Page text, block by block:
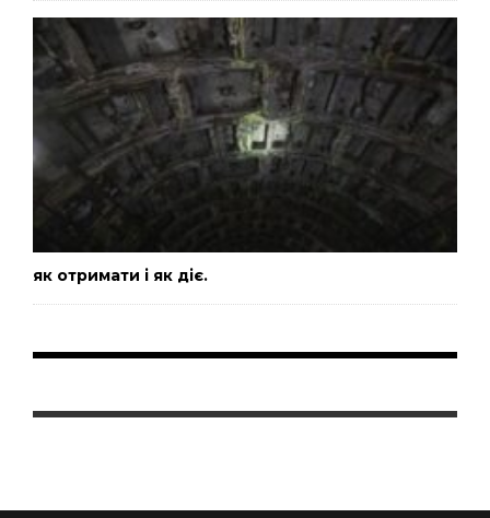
як отримати і як діє.